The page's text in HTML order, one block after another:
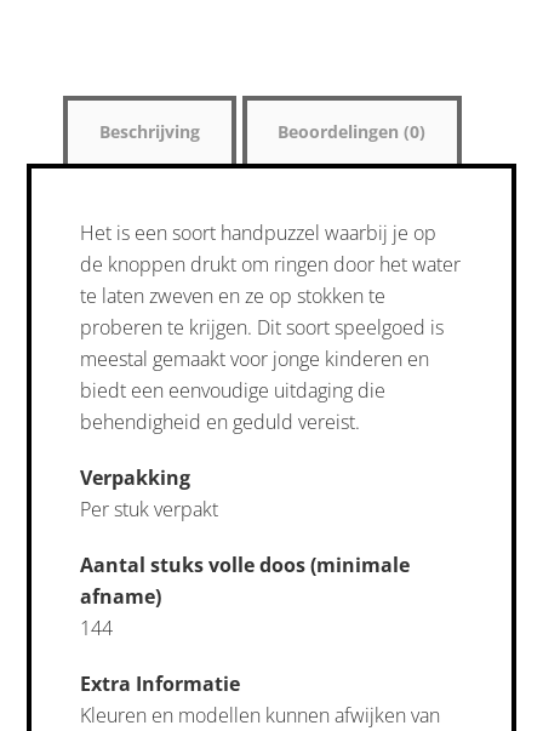
Beschrijving Beoordelingen (0)
Het is een soort handpuzzel waarbij je op
de knoppen drukt om ringen door het water
te laten zweven en ze op stokken te
proberen te krijgen. Dit soort speelgoed is
meestal gemaakt voor jonge kinderen en
biedt een eenvoudige uitdaging die
behendigheid en geduld vereist.
Verpakking
Per stuk verpakt
Aantal stuks volle doos (minimale
afname)
144
Extra Informatie
Kleuren en modellen kunnen afwijken van